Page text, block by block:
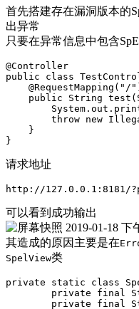
首先搭建存在漏洞版本的
出异常
只要在异常信息中包含
@Controller
public class
@RequestMapping("/
public String
throw new
    }
}
请求地址
http://127.0.0.1:8181/
可以看到成功输出
其造成的原因主要是在
SpelView类
private static class
private final
private final